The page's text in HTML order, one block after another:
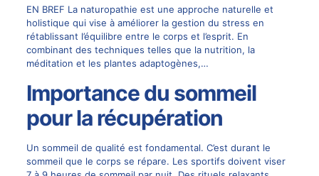
EN BREF La naturopathie est une approche naturelle et
holistique qui vise à améliorer la gestion du stress en
rétablissant l’équilibre entre le corps et l’esprit. En
combinant des techniques telles que la nutrition, la
méditation et les plantes adaptogènes,…
Importance du sommeil
pour la récupération
Un sommeil de qualité est fondamental. C’est durant le
sommeil que le corps se répare. Les sportifs doivent viser